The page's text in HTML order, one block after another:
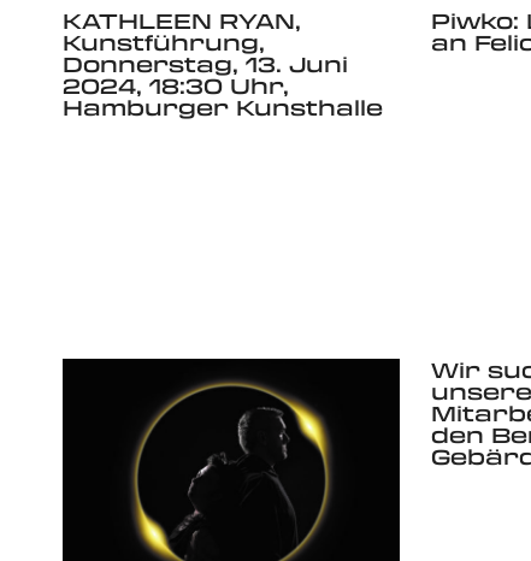
KATHLEEN RYAN,
Kunstführung,
Donnerstag, 13. Juni
2024, 18:30 Uhr,
Hamburger Kunsthalle
an
Wir
den